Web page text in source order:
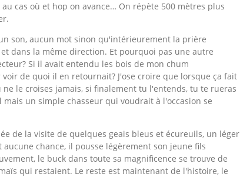
cas où et hop on avance… On répète 500 mètres plus
son, aucun mot sinon qu'intérieurement la prière
dans la même direction. Et pourquoi pas une autre
Si il avait entendu les bois de mon chum
de quoi il en retournait? J'ose croire que lorsque ça fait
le croises jamais, si finalement tu l'entends, tu te rueras
un simple chasseur qui voudrait à l'occasion se
de la visite de quelques geais bleus et écureuils, un léger
chance, il pousse légèrement son jeune fils
le buck dans toute sa magnificence se trouve de
qui restaient. Le reste est maintenant de l'histoire, le